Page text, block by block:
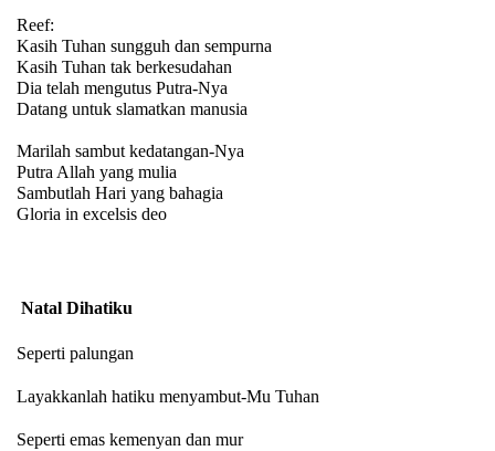
Reef:
Kasih Tuhan sungguh dan sempurna
Kasih Tuhan tak berkesudahan
Dia telah mengutus Putra-Nya
Datang untuk slamatkan manusia
Marilah sambut kedatangan-Nya
Putra Allah yang mulia
Sambutlah Hari yang bahagia
Gloria in excelsis deo
Natal Dihatiku
Seperti palungan
Layakkanlah hatiku menyambut-Mu Tuhan
Seperti emas kemenyan dan mur